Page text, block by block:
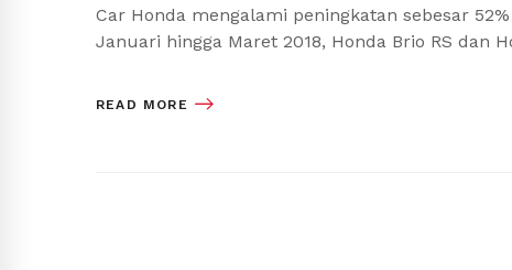
Car Honda mengalami peningkatan sebesar
Januari hingga Maret 2018, Honda Brio RS dan
READ MORE